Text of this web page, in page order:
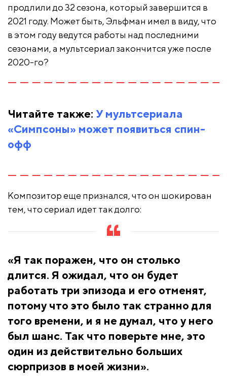
продлили до 32 сезона, который завершится в
2021 году. Может быть, Эльфман имел в виду, что
в этом году ведутся работы над последними
сезонами, а мультсериал закончится уже после
2020-го?
Читайте также: У мультсериала
«Симпсоны» может появиться спин-
офф
Композитор еще признался, что он шокирован
тем, что сериал идет так долго:
«Я так поражен, что он столько
длится. Я ожидал, что он будет
работать три эпизода и его отменят,
потому что это было так странно для
того времени, и я не думал, что у него
был шанс. Так что поверьте мне, это
один из действительно больших
сюрпризов в моей жизни».